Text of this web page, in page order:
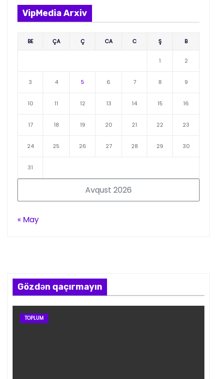
VipMedia Arxiv
Avqust 2026
BE ÇA Ç CA C Ş B
1 2
3 4 5 6 7 8 9
10 11 12 13 14 15 16
17 18 19 20 21 22 23
24 25 26 27 28 29 30
31
« May
Gözdən qaçırmayın
TOPLUM